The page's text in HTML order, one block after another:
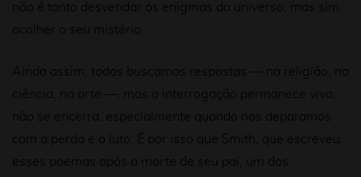
não é tanto desvendar os enigmas do universo, mas sim
acolher o seu mistério.
Ainda assim, todos buscamos respostas — na religião, na
ciência, na arte —, mas a interrogação permanece viva,
não se encerra, especialmente quando nos deparamos
com a perda e o luto. É por isso que Smith, que escreveu
esses poemas após a morte de seu pai, um dos